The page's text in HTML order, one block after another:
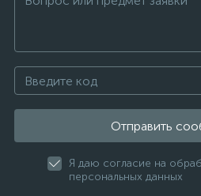
Отправить
Я даю согласие на
персональных данных